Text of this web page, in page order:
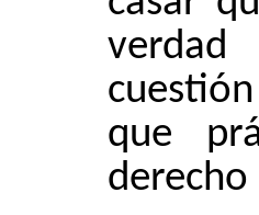
que
derecho